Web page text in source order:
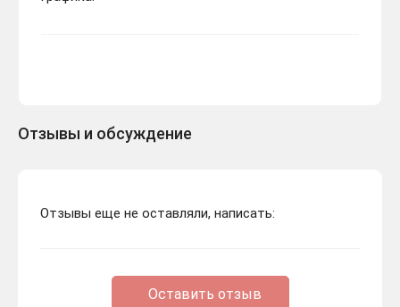
Отзывы и обсуждение
Отзывы еще не оставляли, написать:
Оставить отзыв